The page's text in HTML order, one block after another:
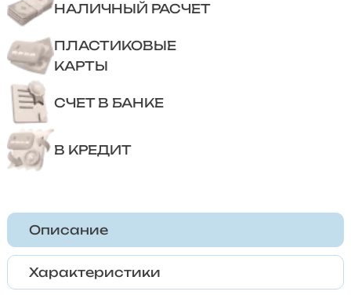
НАЛИЧНЫЙ РАСЧЕТ
ПЛАСТИКОВЫЕ
КАРТЫ
СЧЕТ В БАНКЕ
В КРЕДИТ
Описание
Характеристики